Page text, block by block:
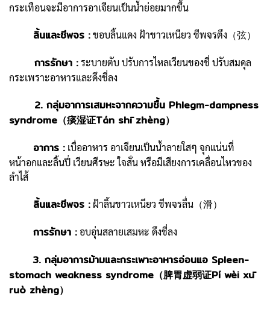
กระเทือนจะมีอาการอาเจียนเป็นน้ำย่อยมากขึ้น
ลิ้นและชีพจร :ขอบลิ้นแดง ฝ้าขาวเหนียว ชีพจรตึง（弦）
การรักษา :ระบายตับ ปรับการไหลเวียนของชี่ ปรับสมดุล
กระเพราะอาหารและดึงชี่ลง
2. กลุ่มอาการเสมหะจากความชื้น Phlegm-dampness
syndrome（痰湿证Tán shī zhèng）
อาการ : เบื่ออาหาร อาเจียนเป็นน้ำลายใสๆ จุกแน่นที่
หน้าอกและลิ้นปี่ เวียนศีรษะ ใจสั่น หรือมีเสียงการเคลื่อนไหวของ
ลำไส้
ลิ้นและชีพจร : ฝ้าลิ้นขาวเหนียว ชีพจรลื่น（滑）
การรักษา :อบอุ่นสลายเสมหะ ดึงชี่ลง
3. กลุ่มอาการม้ามและกระเพาะอาหารอ่อนแอ Spleen-
stomach weakness syndrome（脾胃虚弱证Pí wèi xū
ruò zhèng）